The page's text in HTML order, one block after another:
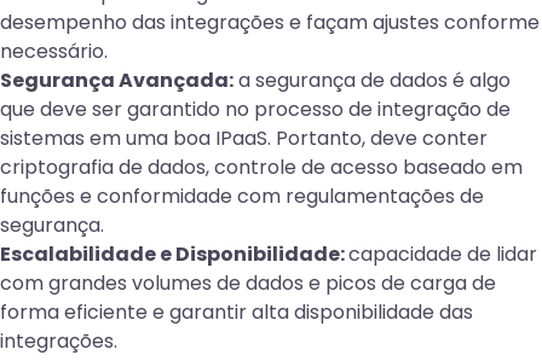
desempenho das integrações e façam ajustes conforme
necessário.
Segurança Avançada:a segurança de dados é algo
que deve ser garantido no processo de integração de
sistemas em uma boa IPaaS. Portanto, deve conter
criptografia de dados, controle de acesso baseado em
funções e conformidade com regulamentações de
segurança.
Escalabilidade e Disponibilidade:capacidade de lidar
com grandes volumes de dados e picos de carga de
forma eficiente e garantir alta disponibilidade das
integrações.